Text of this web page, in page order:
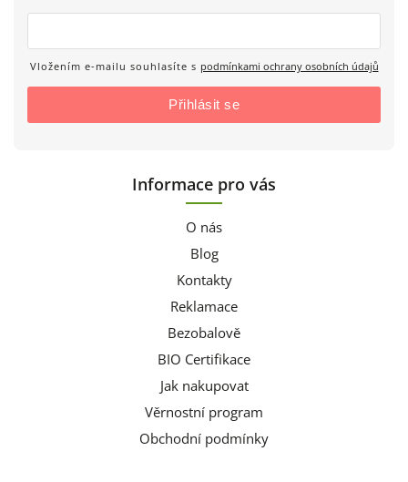
Vložením e-mailu souhlasíte s podmínkami ochrany osobních údajů
Přihlásit se
Informace pro vás
O nás
Blog
Kontakty
Reklamace
Bezobalově
BIO Certifikace
Jak nakupovat
Věrnostní program
Obchodní podmínky